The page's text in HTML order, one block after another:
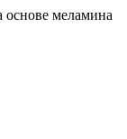
основе меламина